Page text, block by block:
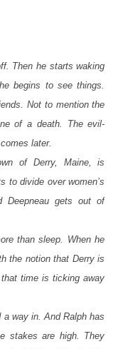
Then he starts waking
begins to see things.
Not to mention the
of a death. The evil-
later.
of Derry, Maine, is
to divide over women’s
Deepneau gets out of
than sleep. When he
the notion that Derry is
time is ticking away
way in. And Ralph has
stakes are high. They